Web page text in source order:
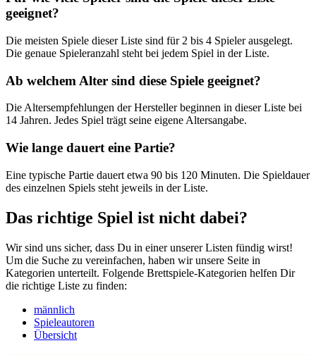
geeignet?
Die meisten Spiele dieser Liste sind für 2 bis 4 Spieler ausgelegt.
Die genaue Spieleranzahl steht bei jedem Spiel in der Liste.
Ab welchem Alter sind diese Spiele geeignet?
Die Altersempfehlungen der Hersteller beginnen in dieser Liste bei
14 Jahren. Jedes Spiel trägt seine eigene Altersangabe.
Wie lange dauert eine Partie?
Eine typische Partie dauert etwa 90 bis 120 Minuten. Die Spieldauer
des einzelnen Spiels steht jeweils in der Liste.
Das richtige Spiel ist nicht dabei?
Wir sind uns sicher, dass Du in einer unserer Listen fündig wirst!
Um die Suche zu vereinfachen, haben wir unsere Seite in
Kategorien unterteilt. Folgende Brettspiele-Kategorien helfen Dir
die richtige Liste zu finden:
männlich
Spieleautoren
Übersicht